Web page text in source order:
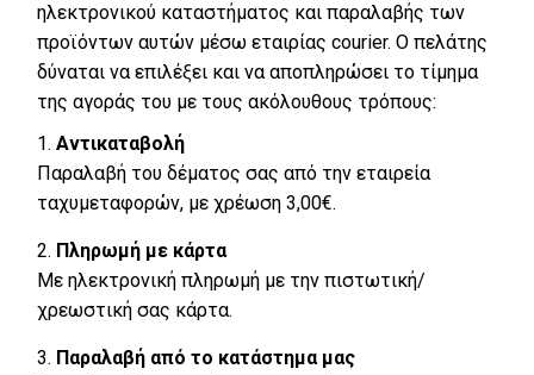
ηλεκτρονικού καταστήματος και παραλαβής των
προϊόντων αυτών μέσω εταιρίας courier. Ο πελάτης
δύναται να επιλέξει και να αποπληρώσει το τίμημα
της αγοράς του με τους ακόλουθους τρόπους:
Αντικαταβολή
Παραλαβή του δέματος σας από την εταιρεία
ταχυμεταφορών, με χρέωση 3,00€.
Πληρωμή με κάρτα
Με ηλεκτρονική πληρωμή με την πιστωτική/
χρεωστική σας κάρτα.
Παραλαβή από το κατάστημα μας